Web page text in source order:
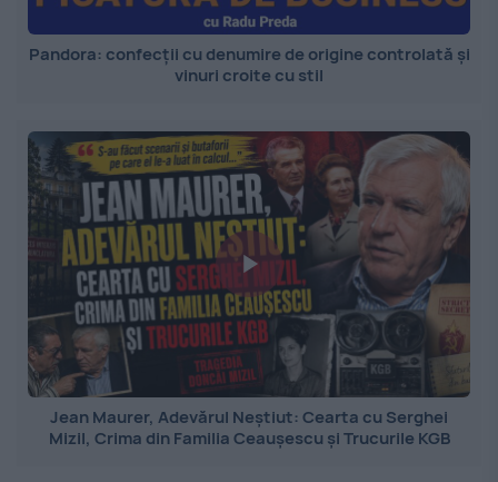
Pandora: confecții cu denumire de origine controlată și
vinuri croite cu stil
Jean Maurer, Adevărul Neștiut: Cearta cu Serghei
Mizil, Crima din Familia Ceaușescu și Trucurile KGB